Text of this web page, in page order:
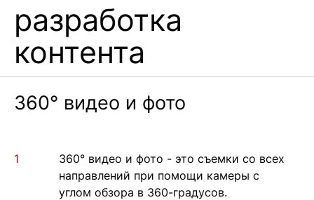
контакты
отзывы
блог
+7 968 861 8801
разработка
контента
360° видео и фото
360° видео и фото - это съемки со всех
направлений при помощи камеры с
углом обзора в 360-градусов.